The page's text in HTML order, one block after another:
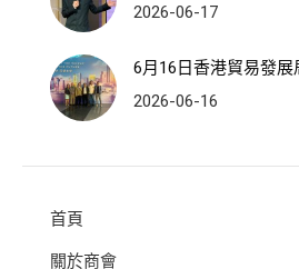
2026-06-17
6月16日香港貿易發
2026-06-16
首頁
關於商會